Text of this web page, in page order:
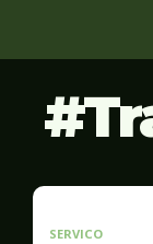
SERVICO